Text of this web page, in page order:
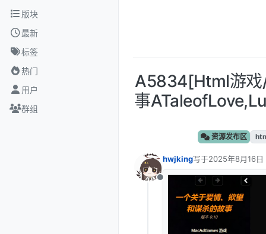
跳转至内容
版块
最新
标签
热门
用户
群组
A5834[Html游戏
事
资源发布区
离线
hwjking写于2025年8月16
最后由 编辑